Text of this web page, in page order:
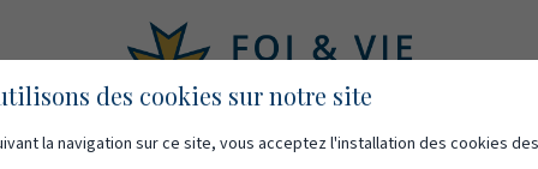
Vidéos Qui sommes-nous Ressources
des cookies sur notre site
la navigation sur ce site, vous acceptez l'installation des cookies